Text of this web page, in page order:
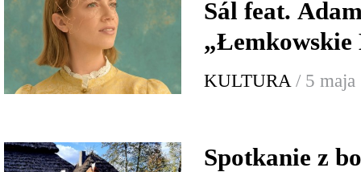
Sál feat.
„Łemkowskie
KULTURA / 5 maja
Spotkanie z